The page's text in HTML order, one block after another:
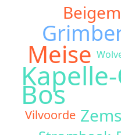
Beigem
Meise
Bos
Vilvoorde